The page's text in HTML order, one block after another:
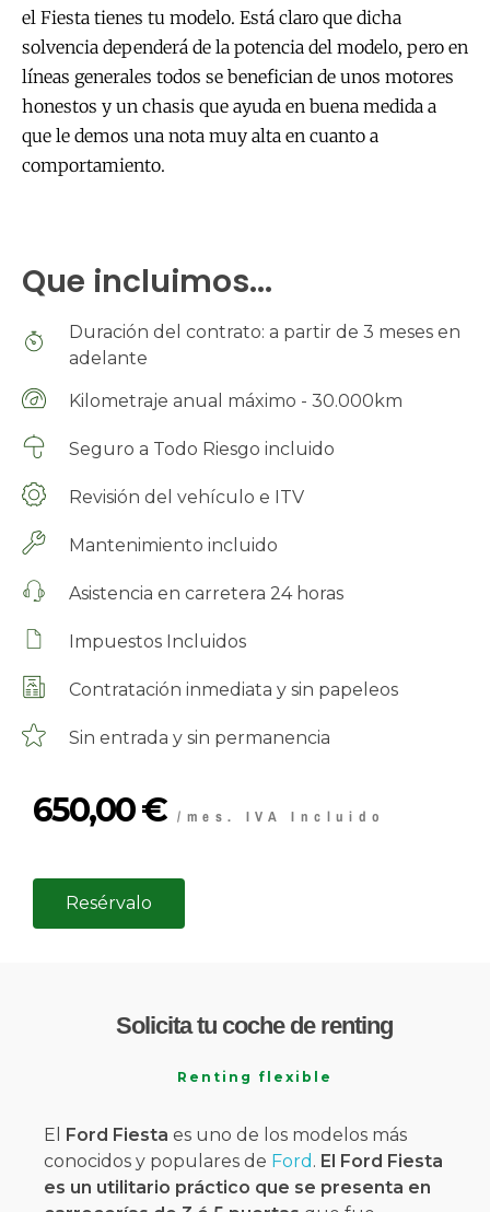
el Fiesta tienes tu modelo. Está claro que dicha
solvencia dependerá de la potencia del modelo, pero en
líneas generales todos se benefician de unos motores
honestos y un chasis que ayuda en buena medida a
que le demos una nota muy alta en cuanto a
comportamiento.
Que incluimos...
Duración del contrato: a partir de 3 meses en
adelante
Kilometraje anual máximo - 30.000km
Seguro a Todo Riesgo incluido
Revisión del vehículo e ITV
Mantenimiento incluido
Asistencia en carretera 24 horas
Impuestos Incluidos
Contratación inmediata y sin papeleos
Sin entrada y sin permanencia
650,00€ /mes. IVA Incluido
Resérvalo
Solicita tu coche de renting
Renting flexible
El Ford Fiesta es uno de los modelos más
conocidos y populares de Ford . El Ford Fiesta
es un utilitario práctico que se presenta en